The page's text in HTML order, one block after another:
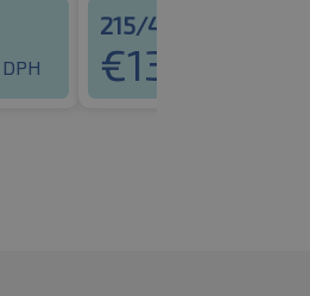
215/45R16 90V
€130.74